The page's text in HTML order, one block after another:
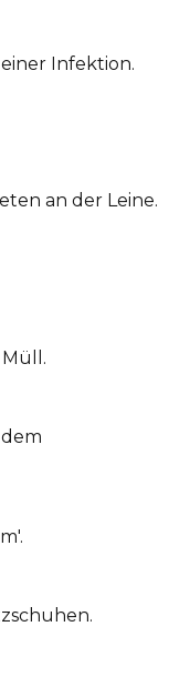
Infektion.
an der Leine.